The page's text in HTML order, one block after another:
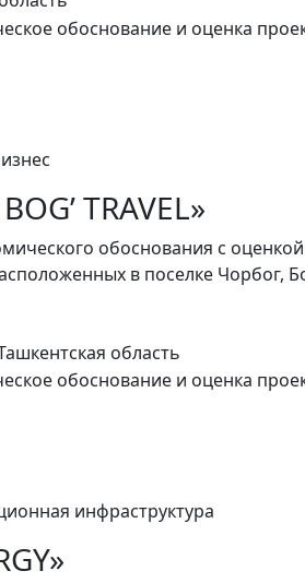
обоснование и оценка
TRAVEL»
обоснования с
в поселке Чорбог,
область
обоснование и оценка
инфраструктура